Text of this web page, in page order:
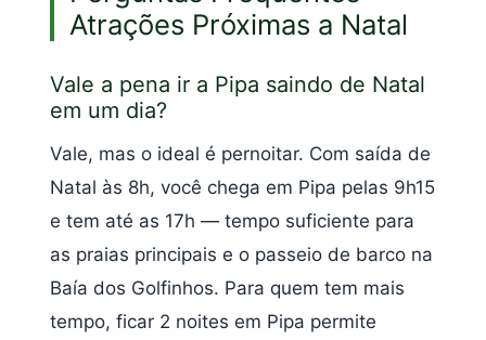
Atrações Próximas a Natal
Vale a pena ir a Pipa saindo de Natal
em um dia?
Vale, mas o ideal é pernoitar. Com saída de
Natal às 8h, você chega em Pipa pelas 9h15
e tem até as 17h — tempo suficiente para
as praias principais e o passeio de barco na
Baía dos Golfinhos. Para quem tem mais
tempo, ficar 2 noites em Pipa permite